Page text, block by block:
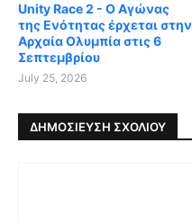
Unity Race 2 - Ο Αγώνας
της Ενότητας έρχεται στην
Αρχαία Ολυμπία στις 6
Σεπτεμβρίου
July 25, 2026
ΔΗΜΟΣΊΕΥΣΗ ΣΧΟΛΊΟΥ